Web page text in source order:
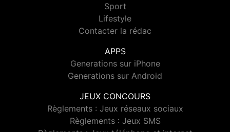
Sport
Lifestyle
Contacter la rédac
APPS
Generations sur iPhone
Generations sur Android
JEUX CONCOURS
Règlements : Jeux réseaux sociaux
Règlements : Jeux SMS